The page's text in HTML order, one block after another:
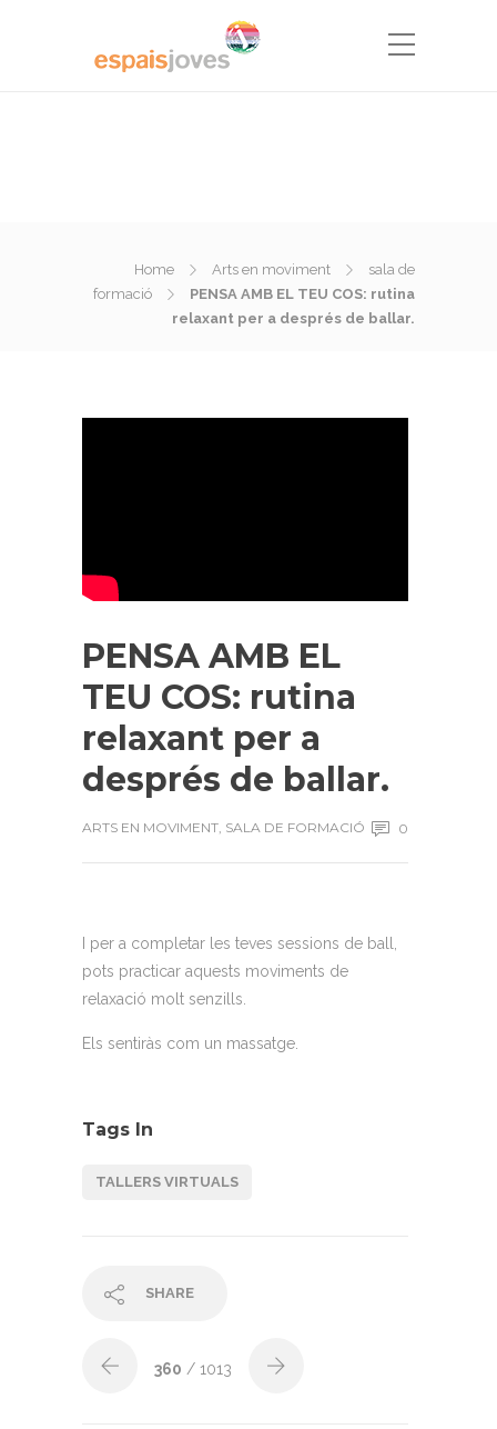
Home Arts en moviment
sala de
formació
PENSA AMB EL TEU COS: rutina
relaxant per a després de ballar.
PENSA AMB EL
TEU COS: rutina
relaxant per a
després de ballar.
ARTS EN MOVIMENT, SALA DE FORMACIÓ 0
I per a completar les teves sessions de ball,
pots practicar aquests moviments de
relaxació molt senzills.
Els sentiràs com un massatge.
Tags In
TALLERS VIRTUALS
SHARE
360 / 1013